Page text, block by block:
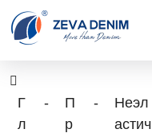
Г
л
-
П
р
-
Неэл
астич